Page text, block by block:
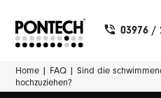
03976 /
Home | FAQ |Sind die
hochzuziehen?